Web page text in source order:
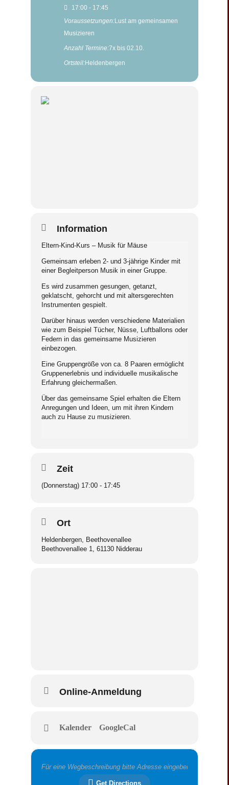
17:00 - 17:45
Voraussetzungen:Lust am gemeinsamen
Musizieren
Anzahl Termine:7x bis 02.10.
Ortsteil:Heldenbergen
Information
Eltern-Kind-Kurs – Musik für Mäuse
Gemeinsam erleben 2- und 3-jährige Kinder mit
einer Begleitperson Musik in einer Gruppe.
Es wird zusammen gesungen, getanzt,
geklatscht, gehorcht und mit altersgerechten
Instrumenten gespielt.
Darüber hinaus werden verschiedene Materialien
wie zum Beispiel Tücher, Nüsse, Luftballons oder
Federn in das gemeinsame Musizieren
einbezogen.
Eine Gruppengröße von ca. 8 Paaren ermöglicht
Gruppenerlebnis und individuelle musikalische
Erfahrung gleichermaßen.
Über das gemeinsame Spiel erhalten die Eltern
Anregungen und Ideen, um mit ihren Kindern
auch zu Hause zu musizieren.
Zeit
(Donnerstag) 17:00 - 17:45
Ort
Heldenbergen, Beethovenallee
Beethovenallee 1, 61130 Nidderau
Online-Anmeldung
Kalender GoogleCal
Get Directions